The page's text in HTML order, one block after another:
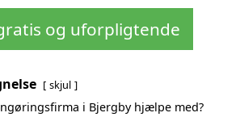
og uforpligtende
skjul
i Bjergby hjælpe med?